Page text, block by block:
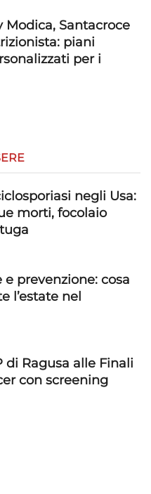
sulla
Modica, Santacroce
piani
per i
negli Usa:
morti, focolaio
e prevenzione: cosa
l’estate nel
di Ragusa alle Finali
con screening